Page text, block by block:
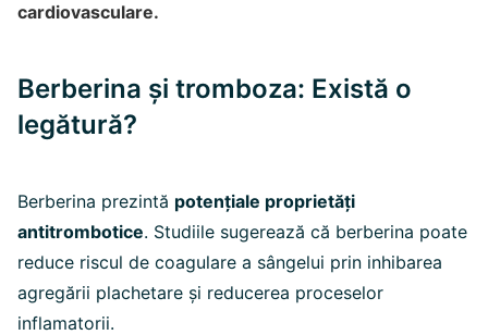
cardiovasculare.
Berberina și tromboza: Există o
legătură?
Berberina prezintă potențiale proprietăți
antitrombotice. Studiile sugerează că berberina poate
reduce riscul de coagulare a sângelui prin inhibarea
agregării plachetare și reducerea proceselor
inflamatorii.